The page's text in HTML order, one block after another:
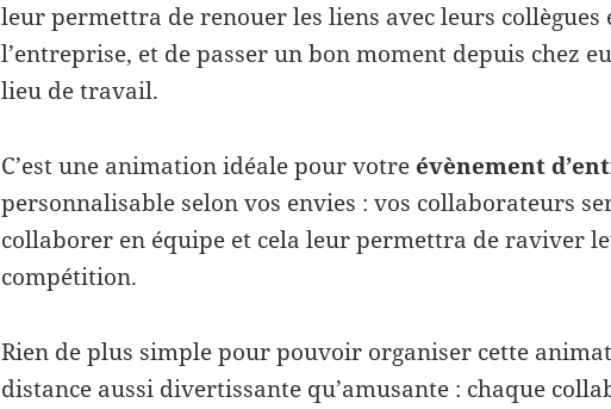
leur permettra de renouer les liens avec leurs collègues
l’entreprise, et de passer un bon moment depuis chez
lieu de travail.
C’est une animation idéale pour votre évènement
personnalisable selon vos envies : vos collaborateurs
collaborer en équipe et cela leur permettra de raviver
compétition.
Rien de plus simple pour pouvoir organiser cette
distance aussi divertissante qu’amusante : chaque